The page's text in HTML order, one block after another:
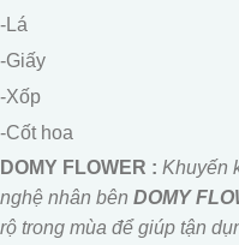
-Lá
-Giấy
-Xốp
-Cốt hoa
DOMY FLOWER : Khuyến
nghệ nhân bên DOMY
rộ trong mùa để giúp tận